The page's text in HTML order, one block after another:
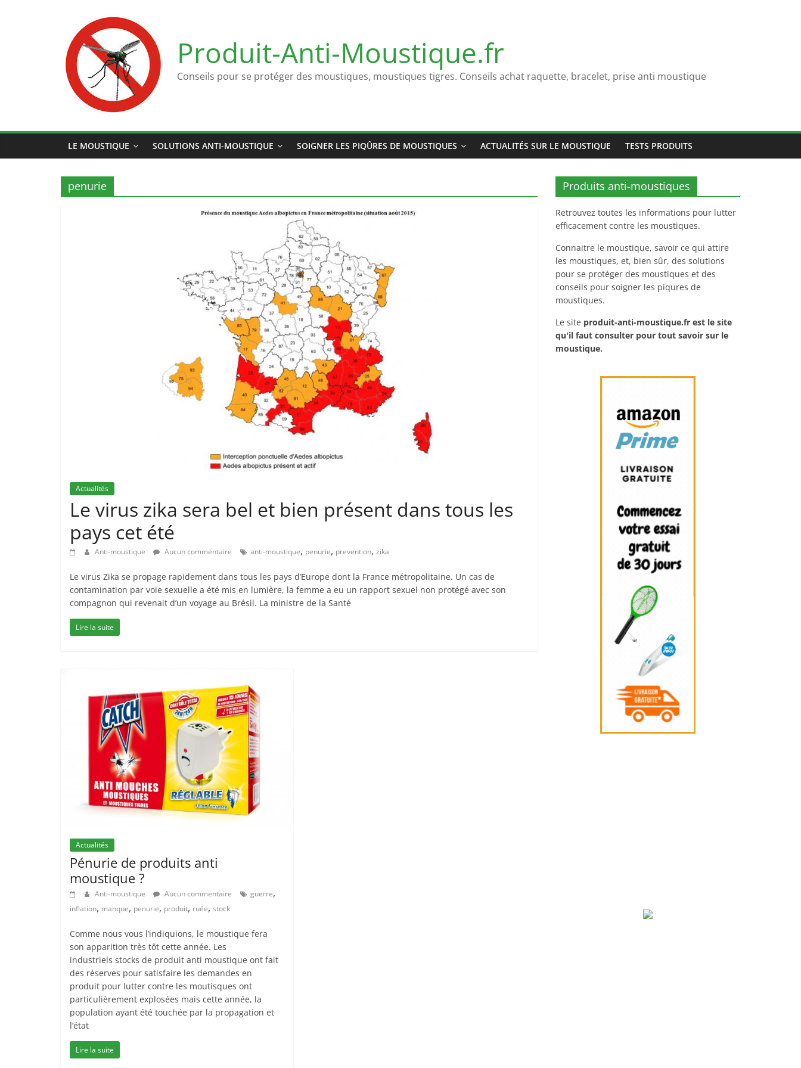
Produit-Anti-Moustique.fr
Conseils pour se protéger des moustiques, moustiques tigres. Conseils achat raquette, bracelet, prise anti moustique
LE MOUSTIQUE SOLUTIONS ANTI-MOUSTIQUE SOIGNER LES PIQÛRES DE MOUSTIQUES ACTUALITÉS SUR LE MOUSTIQUE TESTS PRODUITS
penurie
Actualités
Le virus zika sera bel et bien présent dans tous les
pays cet été
Anti-moustique Aucun commentaire anti-moustique, penurie, prevention, zika
Le virus Zika se propage rapidement dans tous les pays d’Europe dont la France métropolitaine. Un cas de
contamination par voie sexuelle a été mis en lumière, la femme a eu un rapport sexuel non protégé avec son
compagnon qui revenait d’un voyage au Brésil. La ministre de la Santé
Lire la suite
Actualités
Pénurie de produits anti
moustique ?
Anti-moustique Aucun commentaire guerre,
inflation, manque, penurie, produit, ruée, stock
Comme nous vous l’indiquions, le moustique fera
son apparition très tôt cette année. Les
industriels stocks de produit anti moustique ont fait
des réserves pour satisfaire les demandes en
produit pour lutter contre les moutisques ont
particulièrement explosées mais cette année, la
population ayant été touchée par la propagation et
l’état
Lire la suite
Produits anti-moustiques
Retrouvez toutes les informations pour lutter
efficacement contre les moustiques.
Connaitre le moustique, savoir ce qui attire
les moustiques, et, bien sûr, des solutions
pour se protéger des moustiques et des
conseils pour soigner les piqures de
moustiques.
Le site produit-anti-moustique.fr est le site
qu'il faut consulter pour tout savoir sur le
moustique.